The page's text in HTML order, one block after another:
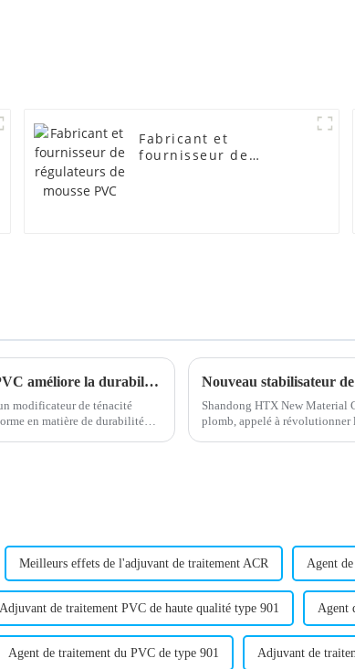
Fabricant et
fournisseur de
Le modificateur de ténacité des composites en PVC améliore la durabilité du matériau
modificateur de ténacité
en matière de durabilité
Shandong HTX New Material
plomb, appelé à
Meilleurs effets de l'adjuvant de traitement ACR Agent
Adjuvant de traitement PVC de haute qualité type 901 Agent
Agent de traitement du PVC de type 901 Adjuvant de